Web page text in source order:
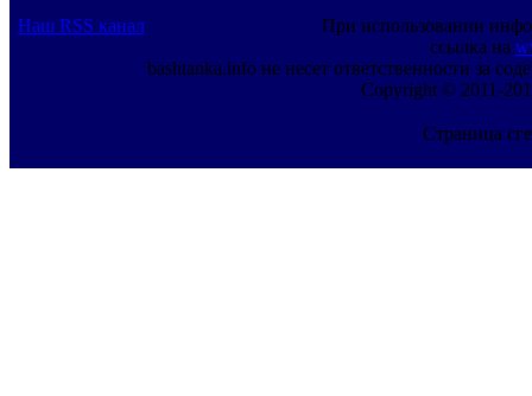
Наш RSS канал
При использовании
ссылка на
bashtanka.info не несет ответственности за
Copyright © 2011-
Страница